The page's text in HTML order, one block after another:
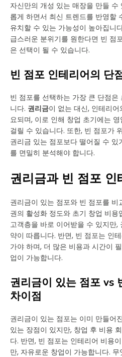
자신만의 개성 있는 매장을 만들 수
롭게 하면서 최신 트렌드를 반영할
유치할 수 있는 가능성이 높아집니
급스러운 분위기를 원한다면 빈 점
은 선택이 될 수 있습니다.
빈 점포 인테리어의 단
빈 점포를 선택하는 가장 큰 단점
니다. 권리금이 없는 대신, 인테리
요되며, 이로 인해 창업 초기에는
걸릴 수 있습니다. 또한, 빈 점포가
권리금 있는 점포보다 떨어질 수
를 면밀히 분석해야 합니다.
권리금과 빈 점포 인
권리금이 있는 점포와 빈 점포를
권의 활성화 정도와 초기 창업 비용
고객층을 바로 이어받을 수 있지만,
약이 따릅니다. 반면, 빈 점포는 인
가야 하며, 더 많은 비용과 시간이
업이 가능합니다.
권리금이 있는 점포 vs
차이점
권리금이 있는 점포는 이미 만들어
있는 장점이 있지만, 창업 후 비용
다. 반면, 빈 점포는 인테리어 비용
만, 자유로운 창업이 가능합니다.